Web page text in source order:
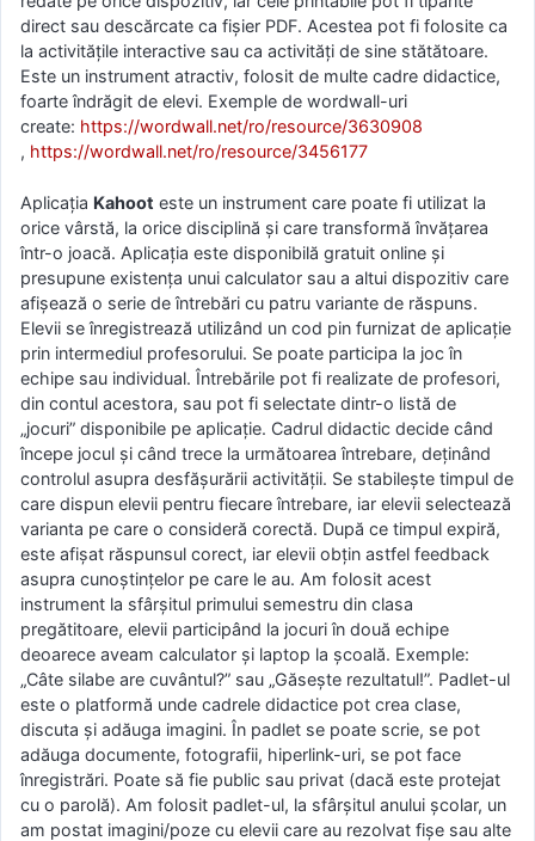
direct sau descărcate ca fișier PDF. Acestea pot fi folosite ca
la activitățile interactive sau ca activități de sine stătătoare.
Este un instrument atractiv, folosit de multe cadre didactice,
foarte îndrăgit de elevi. Exemple de wordwall-uri
create: https://wordwall.net/ro/resource/3630908
, https://wordwall.net/ro/resource/3456177
Aplicaţia Kahoot este un instrument care poate fi utilizat la
orice vârstă, la orice disciplină și care transformă învățarea
într-o joacă. Aplicația este disponibilă gratuit online și
presupune existența unui calculator sau a altui dispozitiv care
afișează o serie de întrebări cu patru variante de răspuns.
Elevii se înregistrează utilizând un cod pin furnizat de aplicație
prin intermediul profesorului. Se poate participa la joc în
echipe sau individual. Întrebările pot fi realizate de profesori,
din contul acestora, sau pot fi selectate dintr-o listă de
„jocuri” disponibile pe aplicație. Cadrul didactic decide când
începe jocul și când trece la următoarea întrebare, deținând
controlul asupra desfășurării activității. Se stabilește timpul de
care dispun elevii pentru fiecare întrebare, iar elevii selectează
varianta pe care o consideră corectă. După ce timpul expiră,
este afișat răspunsul corect, iar elevii obțin astfel feedback
asupra cunoștințelor pe care le au. Am folosit acest
instrument la sfârșitul primului semestru din clasa
pregătitoare, elevii participând la jocuri în două echipe
deoarece aveam calculator și laptop la școală. Exemple:
„Câte silabe are cuvântul?” sau „Găsește rezultatul!”. Padlet-ul
este o platformă unde cadrele didactice pot crea clase,
discuta şi adăuga imagini. În padlet se poate scrie, se pot
adăuga documente, fotografii, hiperlink-uri, se pot face
înregistrări. Poate să fie public sau privat (dacă este protejat
cu o parolă). Am folosit padlet-ul, la sfârșitul anului școlar, un
am postat imagini/poze cu elevii care au rezolvat fișe sau alte